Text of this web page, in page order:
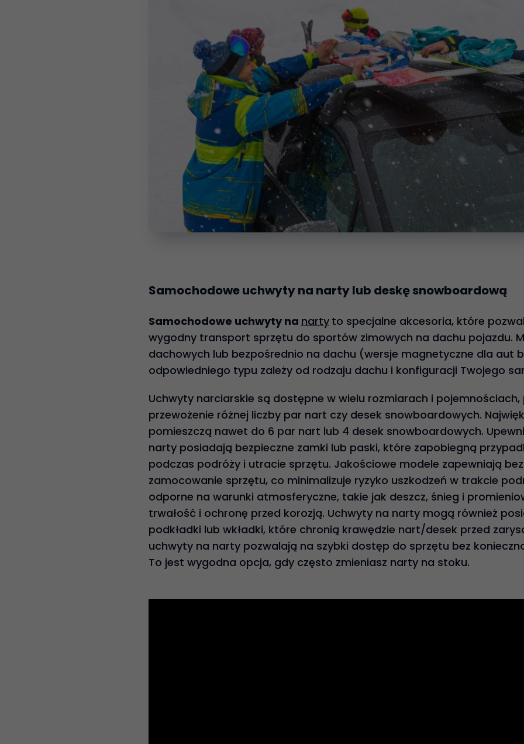
Samochodowe uchwyty na narty lub deskę snowboardową
Samochodowe uchwyty na narty to specjalne akcesoria, które
wygodny transport sprzętu do sportów zimowych na dachu pojazdu.
dachowych lub bezpośrednio na dachu (wersje magnetyczne dla aut
odpowiedniego typu zależy od rodzaju dachu i konfiguracji Twojego
Uchwyty narciarskie są dostępne w wielu rozmiarach i
przewożenie różnej liczby par nart czy desek snowboardowych.
pomieszczą nawet do 6 par nart lub 4 desek snowboardowych.
narty posiadają bezpieczne zamki lub paski, które zapobiegną
podczas podróży i utracie sprzętu. Jakościowe modele zapewniają
zamocowanie sprzętu, co minimalizuje ryzyko uszkodzeń w trakcie
odporne na warunki atmosferyczne, takie jak deszcz, śnieg i
trwałość i ochronę przed korozją. Uchwyty na narty mogą również
podkładki lub wkładki, które chronią krawędzie nart/desek przed
uchwyty na narty pozwalają na szybki dostęp do sprzętu bez
To jest wygodna opcja, gdy często zmieniasz narty na stoku.